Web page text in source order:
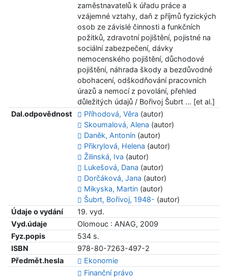
zaměstnavatelů k úřadu práce a
vzájemné vztahy, daň z příjmů fyzických
osob ze závislé činnosti a funkčních
požitků, zdravotní pojištění, pojistné na
sociální zabezpečení, dávky
nemocenského pojištění, důchodové
pojištění, náhrada škody a bezdůvodné
obohacení, odškodňování pracovních
úrazů a nemocí z povolání, přehled
důležitých údajů / Bořivoj Šubrt ... [et al.]
Dal.odpovědnost
Příhodová, Věra (autor)
Skoumalová, Alena (autor)
Daněk, Antonín(autor)
Přikrylová, Helena (autor)
Žilinská, Iva (autor)
Lukešová, Dana (autor)
Dorčáková, Jana (autor)
Mikyska, Martin(autor)
Šubrt, Bořivoj, 1948- (autor)
Údaje o vydání
19. vyd.
Vyd.údaje
Olomouc : ANAG, 2009
Fyz.popis
534 s.
ISBN
978-80-7263-497-2
Předmět.hesla
Ekonomie
Finanční právo